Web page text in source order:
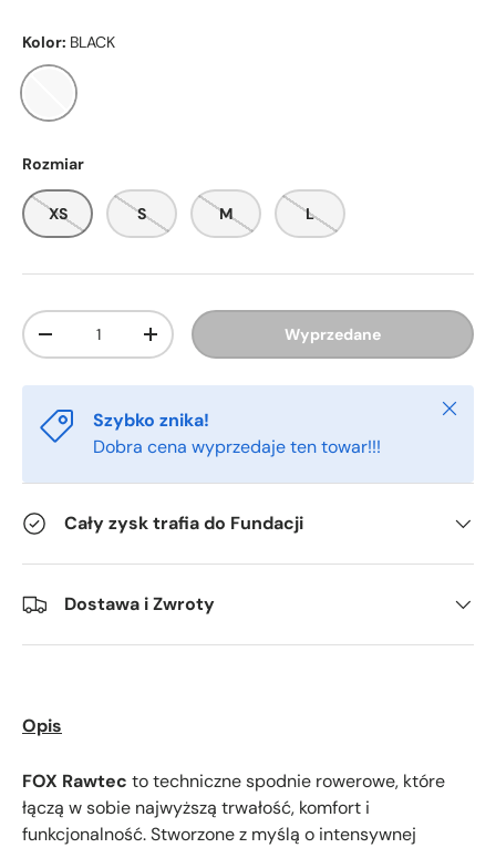
Kolor: BLACK
BLACK
Rozmiar
XS S M L
Ilość
-
+ Wyprzedane
Szybko znika!
Dobra cena wyprzedaje ten towar!!!
Cały zysk trafia do Fundacji
Dostawa i Zwroty
Opis
FOX Rawtec to techniczne spodnie rowerowe, które
łączą w sobie najwyższą trwałość, komfort i
funkcjonalność. Stworzone z myślą o intensywnej